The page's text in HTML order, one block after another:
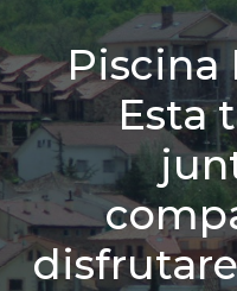
Piscina
Esta